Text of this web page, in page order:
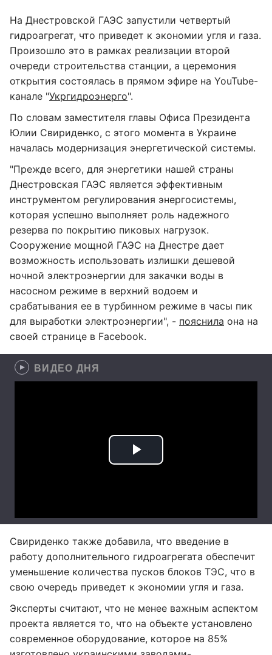
На Днестровской ГАЭС запустили четвертый
гидроагрегат, что приведет к экономии угля и газа.
Произошло это в рамках реализации второй
очереди строительства станции, а церемония
открытия состоялась в прямом эфире на YouTube-
канале "Укргидроэнерго".
По словам заместителя главы Офиса Президента
Юлии Свириденко, с этого момента в Украине
началась модернизация энергетической системы.
"Прежде всего, для энергетики нашей страны
Днестровская ГАЭС является эффективным
инструментом регулирования энергосистемы,
которая успешно выполняет роль надежного
резерва по покрытию пиковых нагрузок.
Сооружение мощной ГАЭС на Днестре дает
возможность использовать излишки дешевой
ночной электроэнергии для закачки воды в
насосном режиме в верхний водоем и
срабатывания ее в турбинном режиме в часы пик
для выработки электроэнергии", - пояснила она на
своей странице в Facebook.
ВИДЕО ДНЯ
Свириденко также добавила, что введение в
работу дополнительного гидроагрегата обеспечит
уменьшение количества пусков блоков ТЭС, что в
свою очередь приведет к экономии угля и газа.
Эксперты считают, что не менее важным аспектом
проекта является то, что на объекте установлено
современное оборудование, которое на 85%